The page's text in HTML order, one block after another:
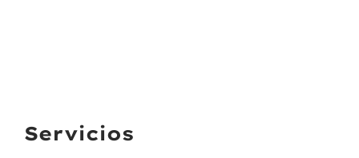
Servicios